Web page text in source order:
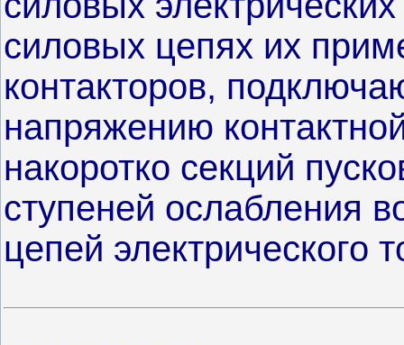
силовых цепях их
контакторов,
напряжению
накоротко секций
ступеней ослабления
цепей электрического